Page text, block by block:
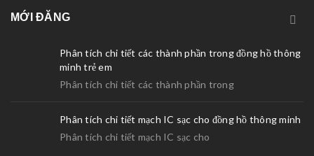
MỚI ĐĂNG
Phân tích chi tiết các thành phần trong đồng hồ thông
minh trẻ em
Phân tích chi tiết các thành phần trong
Phân tích chi tiết mạch IC sạc cho đồng hồ thông minh
Phân tích chi tiết mạch IC sạc cho